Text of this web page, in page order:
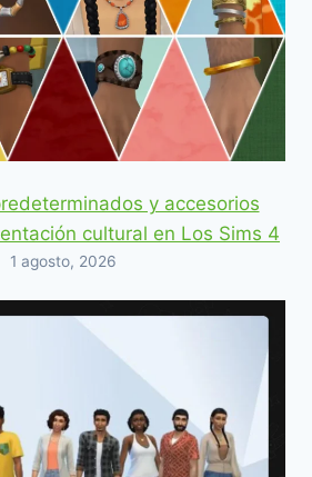
y accesorios
cultural en Los Sims 4
1 agosto, 2026